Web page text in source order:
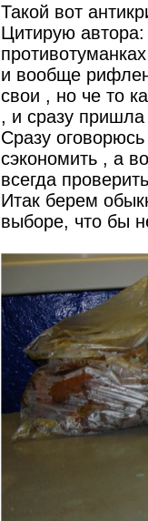
Такой вот
Цитирую
и вообще
свои , но че то
, и сразу
Сразу
сэкономить , а
всегда
Итак берем
выборе, что бы